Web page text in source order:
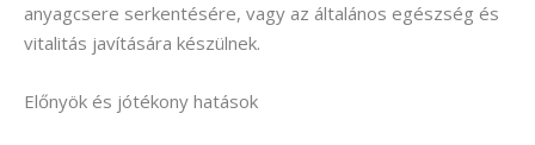
anyagcsere serkentésére, vagy az általános egészség és
vitalitás javítására készülnek.
Előnyök és jótékony hatások